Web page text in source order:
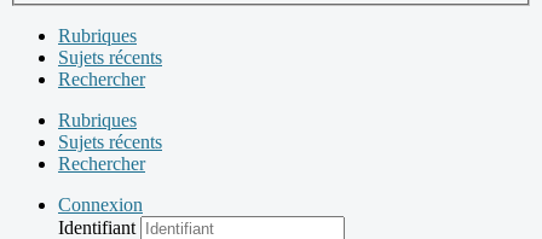
Rubriques
Sujets récents
Rechercher
Rubriques
Sujets récents
Rechercher
Connexion
Identifiant